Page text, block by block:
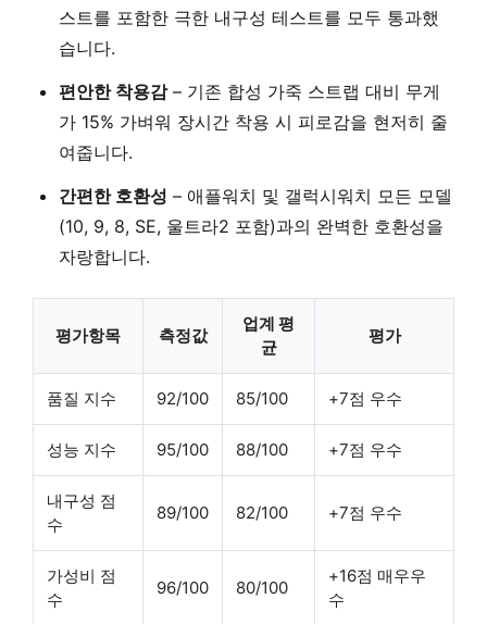
스트를 포함한 극한 내구성 테스트를 모두 통과했
습니다.
편안한 착용감– 기존 합성 가죽 스트랩 대비 무게
가 15% 가벼워 장시간 착용 시 피로감을 현저히 줄
여줍니다.
간편한 호환성 – 애플워치 및 갤럭시워치 모든 모델
(10, 9, 8, SE, 울트라2 포함)과의 완벽한 호환성을
자랑합니다.
평가항목 측정값
업계 평
균
평가
품질 지수 92/100 85/100 +7점 우수
성능 지수 95/100 88/100 +7점 우수
내구성 점
수
89/100 82/100 +7점 우수
가성비 점
수
96/100 80/100
+16점 매우우
수